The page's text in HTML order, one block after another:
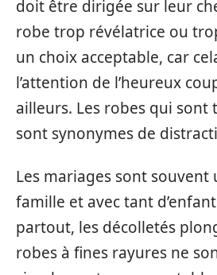
doit être dirigée sur leur
robe trop révélatrice ou
un choix acceptable, car
l’attention de l’heureux
ailleurs. Les robes qui sont
sont synonymes de
Les mariages sont souvent
famille et avec tant
partout, les décolletés
robes à fines rayures ne